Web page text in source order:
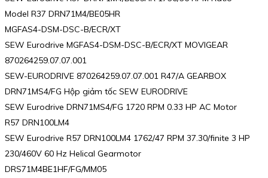
Model R37 DRN71M4/BE05HR
MGFAS4-DSM-DSC-B/ECR/XT
SEW Eurodrive MGFAS4-DSM-DSC-B/ECR/XT MOVIGEAR
870264259.07.07.001
SEW-EURODRIVE 870264259.07.07.001 R47/A GEARBOX
DRN71MS4/FG Hộp giảm tốc SEW EURODRIVE
SEW Eurodrive DRN71MS4/FG 1720 RPM 0.33 HP AC Motor
R57 DRN100LM4
SEW Eurodrive R57 DRN100LM4 1762/47 RPM 37.30/finite 3 HP
230/460V 60 Hz Helical Gearmotor
DRS71M4BE1HF/FG/MM05